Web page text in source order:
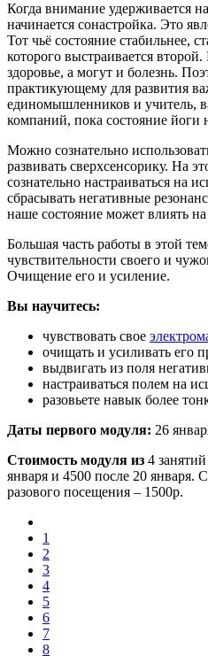
Когда внимание удерживается
начинается сонастройка. Это
Тот чьё состояние стабильнее,
которого выстраивается
здоровье, а могут и болезнь.
практикующему для развития
единомышленников и учитель,
компаний, пока состояние йоги
Можно сознательно
развивать сверхсенсорику. На
сознательно настраиваться на
сбрасывать негативные
наше состояние может влиять на
Большая часть работы в этой
чувствительности своего и
Очищение его и усиление.
Вы научитесь:
чувствовать свое
очищать и усиливать его
выдвигать из поля
настраиваться полем на
разовьете навык более
Даты первого модуля: 26
Стоимость модуля из 4
января и 4500 после 20 января.
разового посещения – 1500р.
1
2
3
4
5
6
7
8